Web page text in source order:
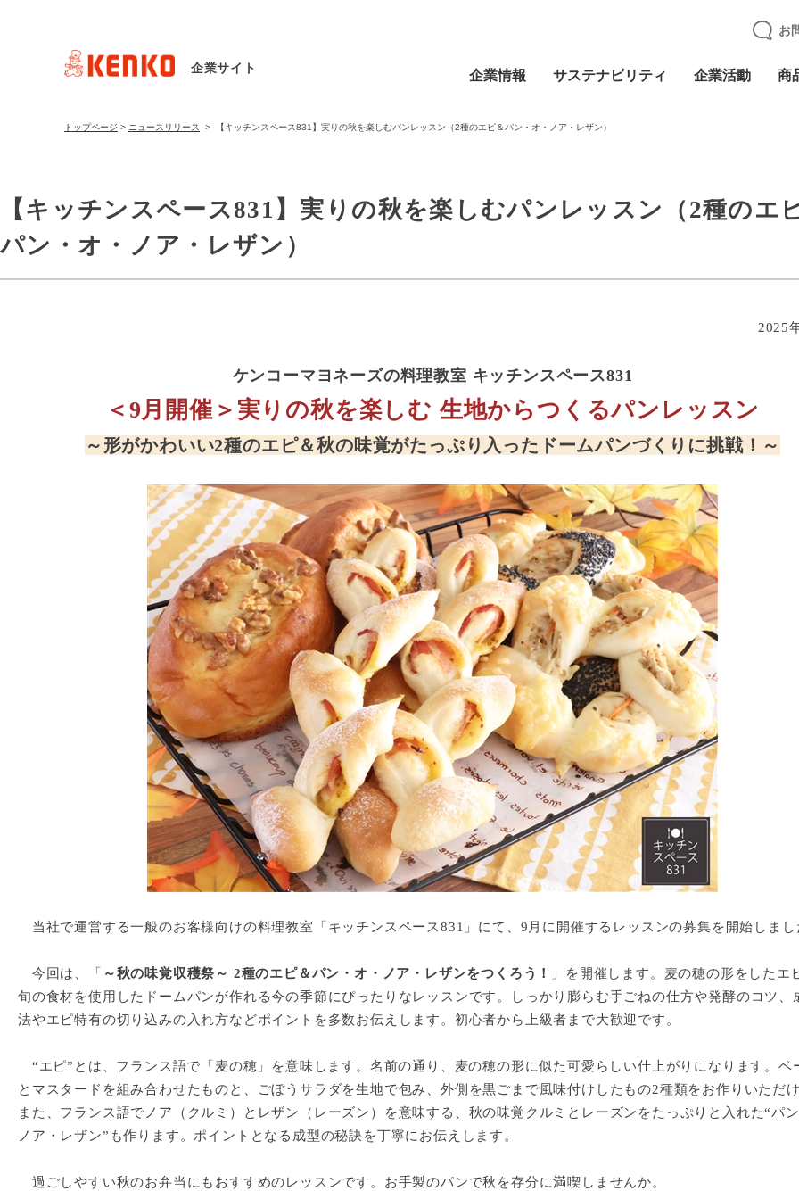
企業サイト 企業情報 サステナビリティ 企業活動 商
お
トップページ > ニュースリリース > 【キッチンスペース831】実りの秋を楽しむパンレッスン（2種のエピ＆パン・オ・ノア・レザン）
【キッチンスペース831】実りの秋を楽しむパンレッスン（2種のエ
パン・オ・ノア・レザン）
2025
ケンコーマヨネーズの料理教室 キッチンスペース831
＜9月開催＞実りの秋を楽しむ 生地からつくるパンレッスン
～形がかわいい2種のエピ＆秋の味覚がたっぷり入ったドームパンづくりに挑戦！～
当社で運営する一般のお客様向けの料理教室「キッチンスペース831」にて、9月に開催するレッスンの募集を開始しまし
今回は、「 ～秋の味覚収穫祭～ 2種のエピ＆パン・オ・ノア・レザンをつくろう！
」を開催します。麦の穂の形をしたエ
旬の食材を使用したドームパンが作れる今の季節にぴったりなレッスンです。しっかり膨らむ手ごねの仕方や発酵のコツ、
法やエピ特有の切り込みの入れ方などポイントを多数お伝えします。初心者から上級者まで大歓迎です。
“エピ”とは、フランス語で「麦の穂」を意味します。名前の通り、麦の穂の形に似た可愛らしい仕上がりになります。ベ
とマスタードを組み合わせたものと、ごぼうサラダを生地で包み、外側を黒ごまで風味付けしたもの2種類をお作りいただけ
また、フランス語でノア（クルミ）とレザン（レーズン）を意味する、秋の味覚クルミとレーズンをたっぷりと入れた“パン
ノア・レザン”も作ります。ポイントとなる成型の秘訣を丁寧にお伝えします。
過ごしやすい秋のお弁当にもおすすめのレッスンです。お手製のパンで秋を存分に満喫しませんか。